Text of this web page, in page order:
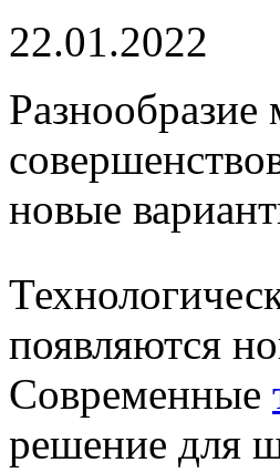
22.01.2022
Разнообразие
новые
появляются
Современные
решение для